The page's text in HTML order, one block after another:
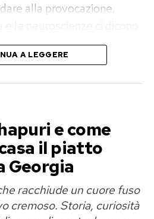
alla provocazione.
spinta a fare l’esatto
chiesto non c’è un
concetto fondamentale
tratta di una risposta
ognuno di noi quando
A LEGGERE
e come
il piatto
Georgia
racchiude un cuore fuso
cremoso. Storia, curiosità